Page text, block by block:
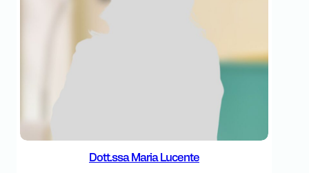
Dott.ssa Maria Lucente